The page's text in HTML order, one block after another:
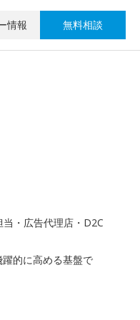
情報 無料相談
・広告代理店・D2C
的に高める基盤で